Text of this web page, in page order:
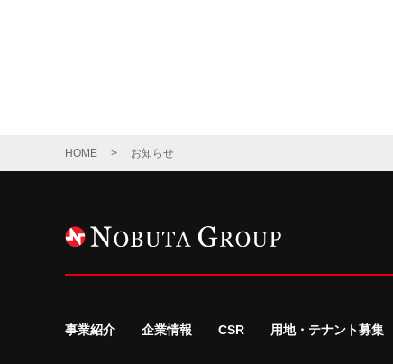
HOME お知らせ
事業紹介 企業情報 CSR 用地・テナント募集